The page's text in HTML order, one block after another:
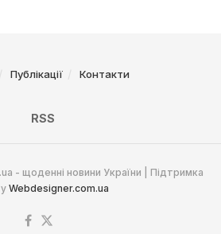
Публікації Контакти
RSS
- щоденні новини України | Підтримка
Webdesigner.com.ua